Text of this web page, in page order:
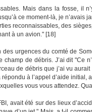
Mais dans la fosse, il
ce moment-là, je n’avais
reconnaissables, des
à un avion." [18]
urgences du comté de
champ de débris. J’ai dit "Ce
de débris que j’ai vu
à l’appel d’aide initial,
vous vous attendez.
avait été sur des lieux